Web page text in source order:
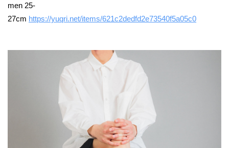
men 25-
27cm https://yuqri.net/items/621c2dedfd2e73540f5a05c0